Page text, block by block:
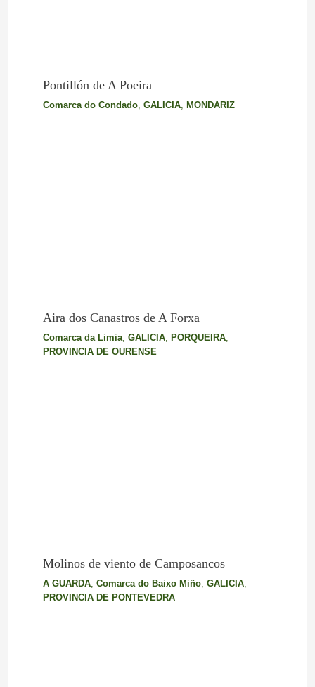
Pontillón de A Poeira
Comarca do Condado, GALICIA, MONDARIZ
Aira dos Canastros de A Forxa
Comarca da Limia, GALICIA, PORQUEIRA,
PROVINCIA DE OURENSE
Molinos de viento de Camposancos
A GUARDA, Comarca do Baixo Miño, GALICIA,
PROVINCIA DE PONTEVEDRA